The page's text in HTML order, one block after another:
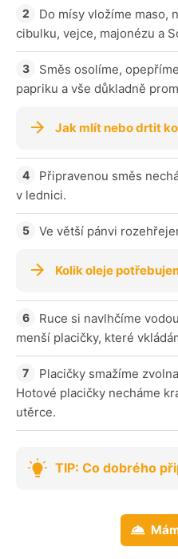
Do mísy vložíme maso,
cibulku, vejce, majonézu a
Směs osolíme,
papriku a vše důkladně
Jak mlít nebo drtit
Připravenou směs
v lednici.
Ve větší pánvi
Kolik oleje
Ruce si navlhčíme
menší placičky, které
Placičky smažíme
Hotové placičky necháme
utěrce.
TIP: Co dobrého